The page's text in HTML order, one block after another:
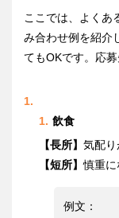
ここでは、よくあ
み合わせ例を紹介
てもOKです。応
飲食
【長所】 気配り
【短所】慎重に
例文：